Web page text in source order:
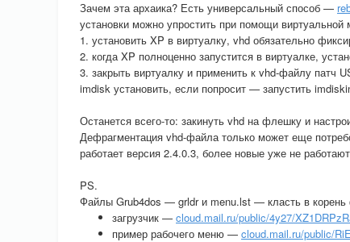
Зачем эта архаика? Есть универсальный способ —
установки можно упростить при помощи
1. установить XP в виртуалку, vhd обязательно
2. когда XP полноценно запустится в виртуалке,
3. закрыть виртуалку и применить к vhd-файлу
imdisk установить, если попросит — запустить
Останется всего-то: закинуть vhd на флешку и
Дефрагментация vhd-файла только может еще
работает версия 2.4.0.3, более новые уже не
PS.
Файлы Grub4dos — grldr и menu.lst — класть в
загрузчик — cloud.mail.ru/public/4y27/
пример рабочего меню — cloud.mail.ru/public/